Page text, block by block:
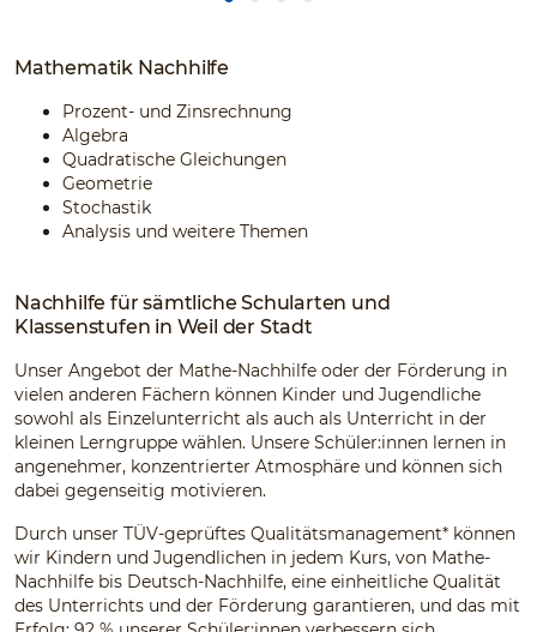
Mathematik Nachhilfe
Prozent- und Zinsrechnung
Algebra
Quadratische Gleichungen
Geometrie
Stochastik
Analysis und weitere Themen
Nachhilfe für sämtliche Schularten und
Klassenstufen in Weil der Stadt
Unser Angebot der Mathe-Nachhilfe oder der Förderung in
vielen anderen Fächern können Kinder und Jugendliche
sowohl als Einzelunterricht als auch als Unterricht in der
kleinen Lerngruppe wählen. Unsere Schüler:innen lernen in
angenehmer, konzentrierter Atmosphäre und können sich
dabei gegenseitig motivieren.
Durch unser TÜV-geprüftes Qualitätsmanagement* können
wir Kindern und Jugendlichen in jedem Kurs, von Mathe-
Nachhilfe bis Deutsch-Nachhilfe, eine einheitliche Qualität
des Unterrichts und der Förderung garantieren, und das mit